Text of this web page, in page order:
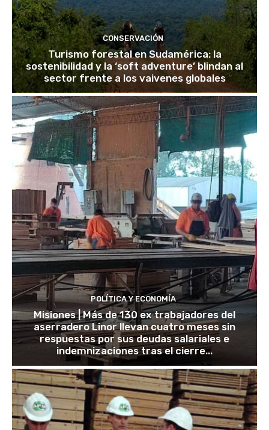
CONSERVACIÓN
Turismo forestal en Sudamérica: la
sostenibilidad y la ‘soft adventure’ blindan al
sector frente a los vaivenes globales
POLÍTICA Y ECONOMÍA
Misiones | Más de 130 ex trabajadores del
aserradero Linor llevan cuatro meses sin
respuestas por sus deudas salariales e
indemnizaciones tras el cierre...